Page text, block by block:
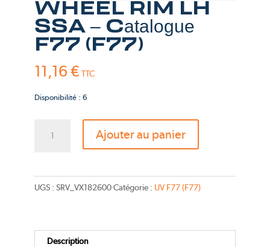
WHEEL RIM LH
SSA – Catalogue
F77 (F77)
11,16 € TTC
Disponibilité : 6
LH
Catalogue
Ajouter au panier
UGS : SRV_VX182600 Catégorie : UV F77 (F77)
Description